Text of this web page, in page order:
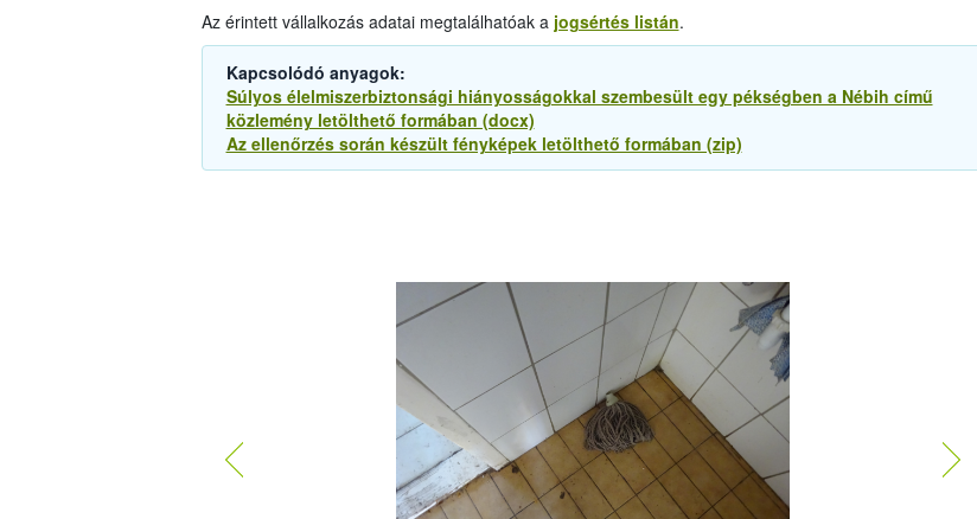
Az érintett vállalkozás adatai megtalálhatóak a jogsértés listán.
Kapcsolódó anyagok:
Súlyos élelmiszerbiztonsági hiányosságokkal szembesült egy pékségben a Nébih című
közlemény letölthető formában (docx)
Az ellenőrzés során készült fényképek letölthető formában (zip)